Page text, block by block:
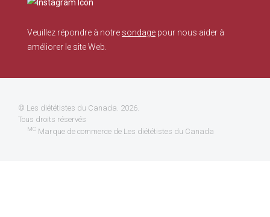
Veuillez répondre à notre sondage pour nous aider à
améliorer le site Web.
© Les diététistes du Canada . 2026.
Tous droits réservés
MC Marque de commerce de Les diététistes du Canada